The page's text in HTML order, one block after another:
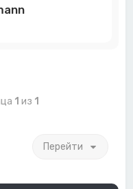
1 из 1
Перейти